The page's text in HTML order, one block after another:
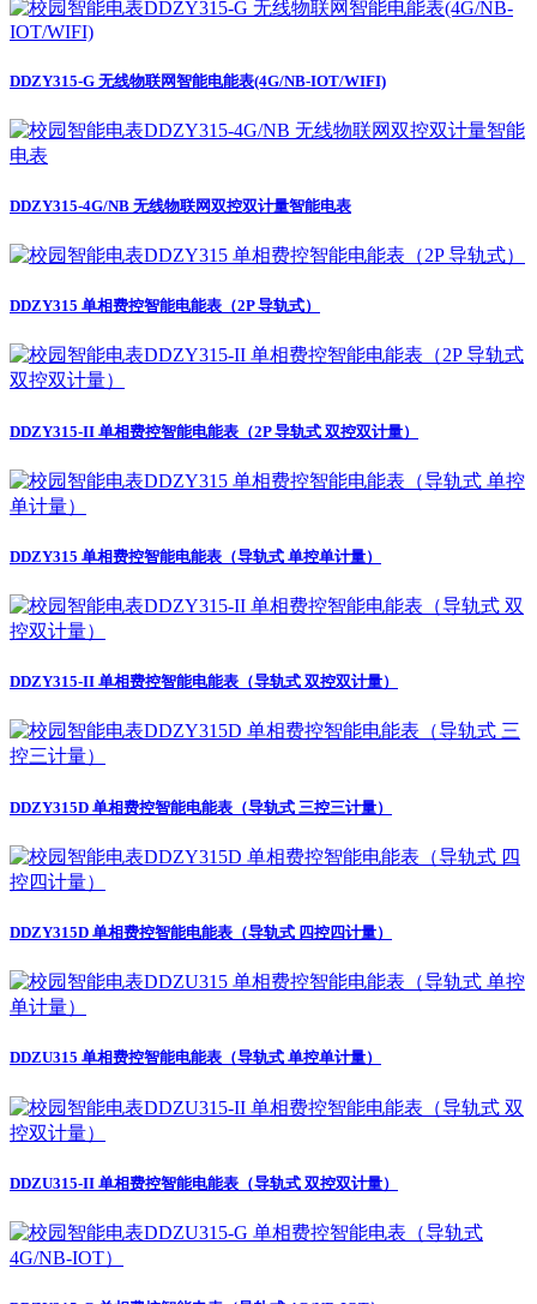
DDZY315-G 无线物联网智能电能表(4G/NB-IOT/WIFI)
DDZY315-4G/NB 无线物联网双控双计量智能电表
DDZY315 单相费控智能电能表（2P 导轨式）
DDZY315-II 单相费控智能电能表（2P 导轨式 双控双计量）
DDZY315 单相费控智能电能表（导轨式 单控单计量）
DDZY315-II 单相费控智能电能表（导轨式 双控双计量）
DDZY315D 单相费控智能电能表（导轨式 三控三计量）
DDZY315D 单相费控智能电能表（导轨式 四控四计量）
DDZU315 单相费控智能电能表（导轨式 单控单计量）
DDZU315-II 单相费控智能电能表（导轨式 双控双计量）